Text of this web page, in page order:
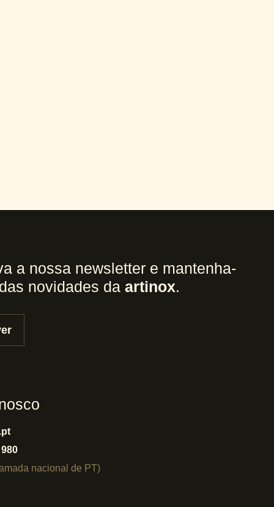
a nossa newsletter e mantenha-
novidades da artinox.
nacional de PT)